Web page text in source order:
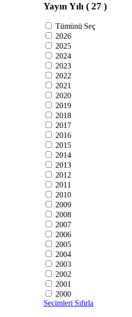
Yayın Yılı ( 27 )
Tümünü Seç
2026
2025
2024
2023
2022
2021
2020
2019
2018
2017
2016
2015
2014
2013
2012
2011
2010
2009
2008
2007
2006
2005
2004
2003
2002
2001
2000
Seçimleri Sıfırla